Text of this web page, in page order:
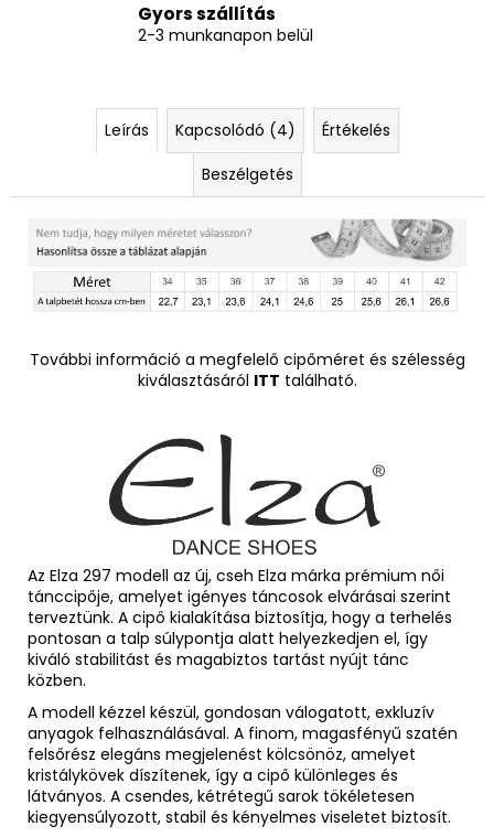
Gyors szállítás
2-3 munkanapon belül
Leírás Kapcsolódó (4)
Értékelés
Beszélgetés
További információ a megfelelő cipőméret és szélesség
kiválasztásáról ITT található.
Az Elza 297 modell az új, cseh Elza márka prémium női
tánccipője, amelyet igényes táncosok elvárásai szerint
terveztünk. A cipő kialakítása biztosítja, hogy a terhelés
pontosan a talp súlypontja alatt helyezkedjen el, így
kiváló stabilitást és magabiztos tartást nyújt tánc
közben.
A modell kézzel készül, gondosan válogatott, exkluzív
anyagok felhasználásával. A finom, magasfényű szatén
felsőrész elegáns megjelenést kölcsönöz, amelyet
kristálykövek díszítenek, így a cipő különleges és
látványos. A csendes, kétrétegű sarok tökéletesen
kiegyensúlyozott, stabil és kényelmes viseletet biztosít.